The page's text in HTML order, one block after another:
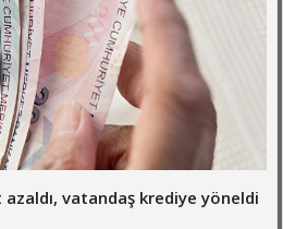
vatandaş krediye yöneldi